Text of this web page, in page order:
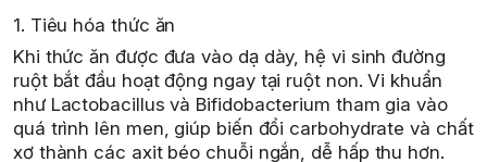
1. Tiêu hóa thức ăn
Khi thức ăn được đưa vào dạ dày, hệ vi sinh đường
ruột bắt đầu hoạt động ngay tại ruột non. Vi khuẩn
như Lactobacillus và Bifidobacterium tham gia vào
quá trình lên men, giúp biến đổi carbohydrate và chất
xơ thành các axit béo chuỗi ngắn, dễ hấp thu hơn.